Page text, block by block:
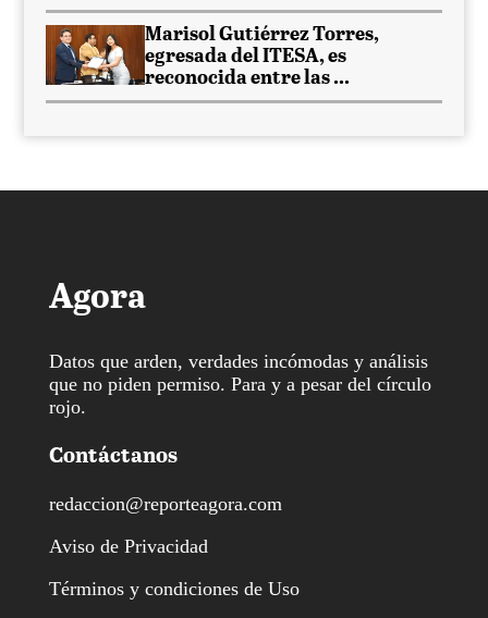
Marisol Gutiérrez Torres,
egresada del ITESA, es
reconocida entre las ...
Agora
Datos que arden, verdades incómodas y análisis
que no piden permiso. Para y a pesar del círculo
rojo.
Contáctanos
redaccion@reporteagora.com
Aviso de Privacidad
Términos y condiciones de Uso